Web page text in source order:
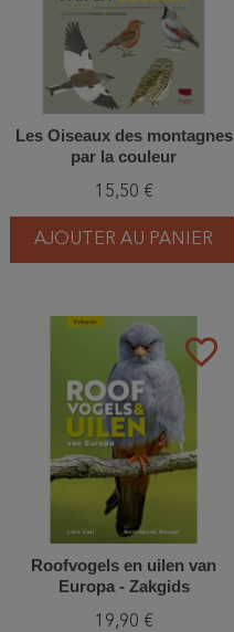
Les Oiseaux des montagnes
par la couleur
15,50 €
AJOUTER AU PANIER
favorite_border
Roofvogels en uilen van
Europa - Zakgids
19,90 €